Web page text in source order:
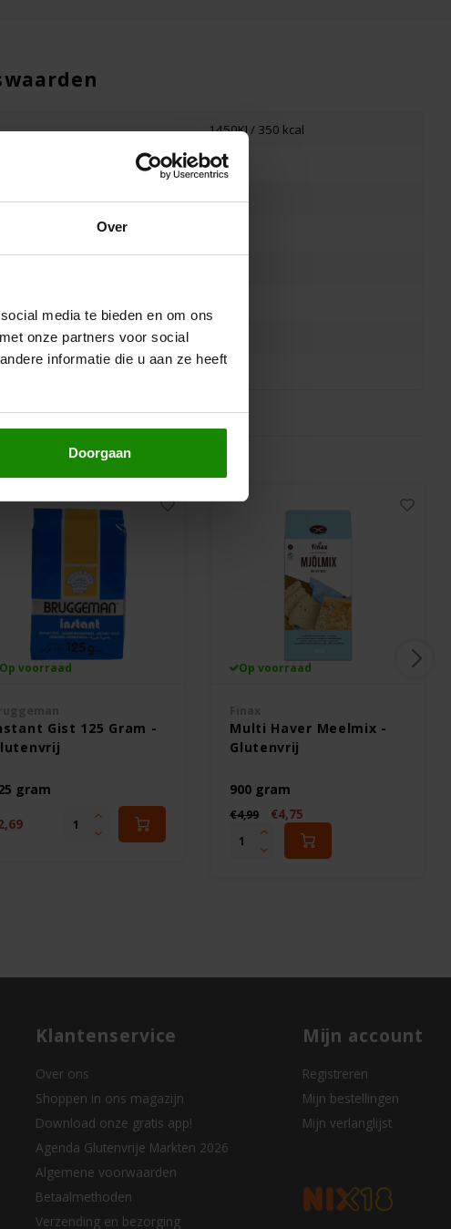
Over
media te bieden en om ons
onze partners voor social
informatie die u aan ze heeft
Doorgaan
1450KJ / 350 kcal
<0,5g
<0,5g
Op voorraad
Gist 125 Gram -
gram
Op voorraad
Multi Haver Meelmix -
Glutenvrij
900 gram
€4,99 €4,75
Klantenservice
Over ons
Shoppen in ons magazijn
Download onze gratis app!
Agenda Glutenvrije Markten 2026
Algemene voorwaarden
Betaalmethoden
Verzending en bezorging
Mijn account
Registreren
Mijn bestellingen
Mijn verlanglijst